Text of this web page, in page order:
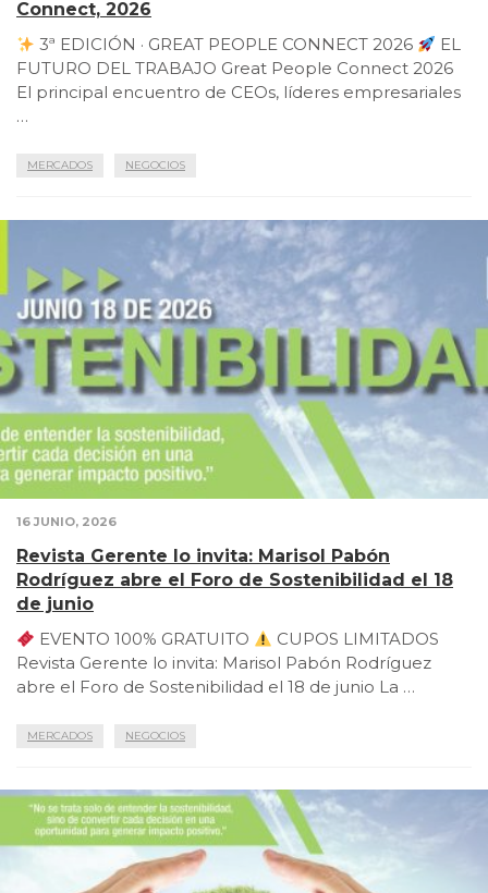
Connect, 2026
3ª EDICIÓN · GREAT PEOPLE CONNECT 2026
EL
FUTURO DEL TRABAJO Great People Connect 2026
El principal encuentro de CEOs, líderes empresariales
…
MERCADOS NEGOCIOS
16 JUNIO, 2026
Revista Gerente lo invita: Marisol Pabón
Rodríguez abre el Foro de Sostenibilidad el 18
de junio
EVENTO 100% GRATUITO
CUPOS LIMITADOS
Revista Gerente lo invita: Marisol Pabón Rodríguez
abre el Foro de Sostenibilidad el 18 de junio La …
MERCADOS NEGOCIOS